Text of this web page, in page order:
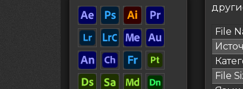
File
File